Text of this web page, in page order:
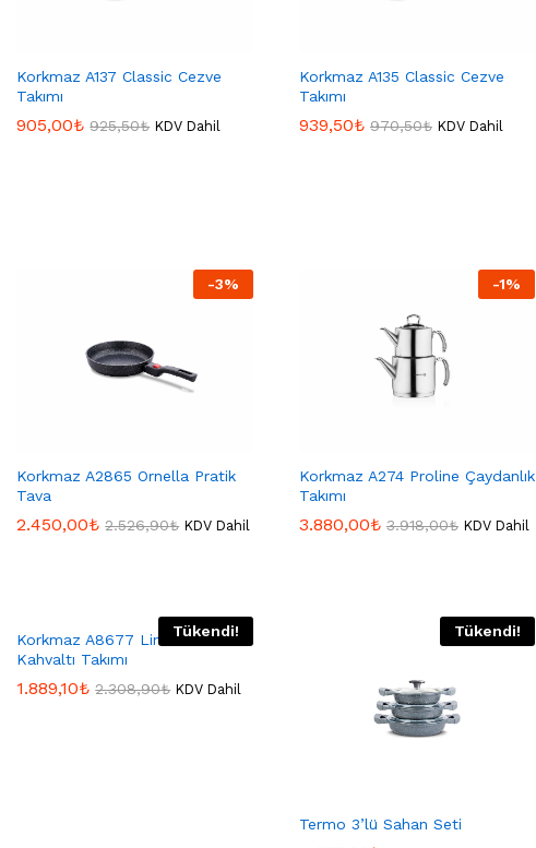
Korkmaz A137 Classic Cezve
Takımı
905,00₺ 925,50₺ KDV Dahil
905,00₺ 925,50₺
Korkmaz A135 Classic Cezve
Takımı
939,50₺ 970,50₺ KDV Dahil
939,50₺ 970,50₺
-3%
Korkmaz A2865 Ornella Pratik
Tava
2.450,00₺ 2.526,90₺ KDV Dahil
2.450,00₺ 2.526,90₺
-1%
Korkmaz A274 Proline Çaydanlık
Takımı
3.880,00₺ 3.918,00₺ KDV Dahil
3.880,00₺ 3.918,00₺
Tükendi!
Korkmaz A8677 Link Coll.
Kahvaltı Takımı
1.889,10₺ 2.308,90₺ KDV Dahil
1.889,10₺ 2.308,90₺
Tükendi!
Termo 3’lü Sahan Seti